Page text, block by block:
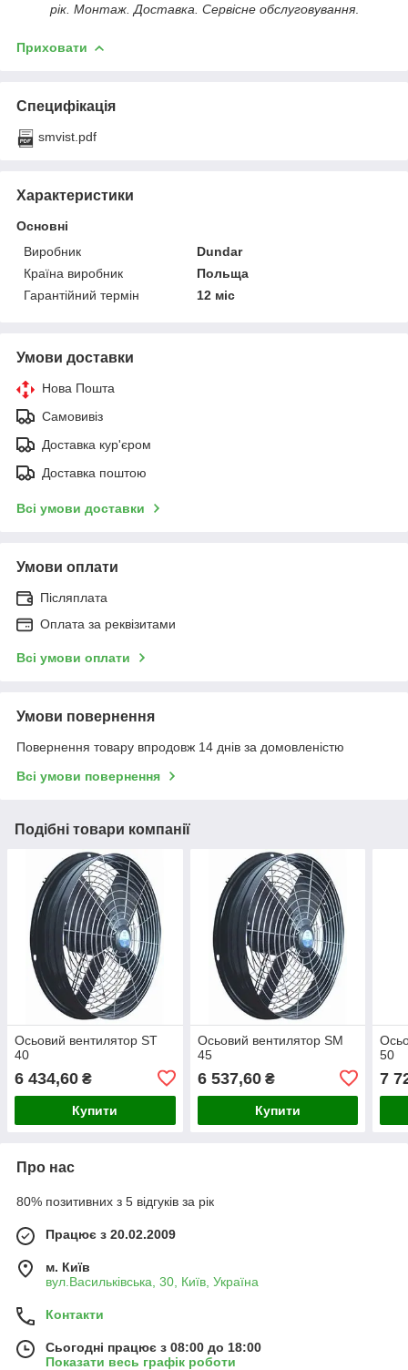
рік. Монтаж. Доставка. Сервісне обслуговування.
Приховати
Специфікація
smvist.pdf
Характеристики
Основні
Виробник
Dundar
Країна виробник
Польща
Гарантійний термін
12 міс
Умови доставки
Нова Пошта
Самовивіз
Доставка кур'єром
Доставка поштою
Всі умови доставки
Умови оплати
Післяплата
Оплата за реквізитами
Всі умови оплати
Умови повернення
Повернення товару впродовж 14 днів за домовленістю
Всі умови повернення
Подібні товари компанії
Осьовий вентилятор ST
40
6 434,60 ₴
Купити
Осьовий вентилятор SM
45
6 537,60₴
Купити
50
7
Про нас
80% позитивних з 5 відгуків за рік
Працює з 20.02.2009
м. Київ
вул.Васильківська, 30, Київ, Україна
Контакти
Сьогодні працює з 08:00 до 18:00
Показати весь графік роботи